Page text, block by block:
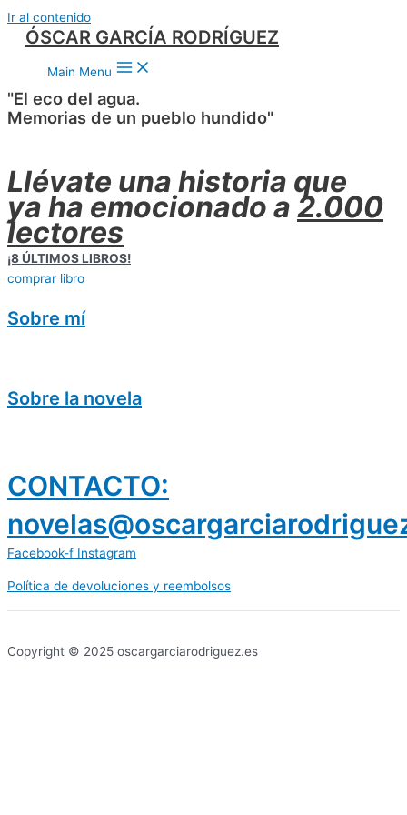
Ir al contenido
ÓSCAR GARCÍA RODRÍGUEZ
Main Menu
"El eco del agua.
Memorias de un pueblo hundido"
Llévate una historia que
ya ha emocionado a 2.000
lectores
¡8 ÚLTIMOS LIBROS!
comprar libro
Sobre mí
Sobre la novela
CONTACTO:
Facebook-f Instagram
Política de devoluciones y reembolsos
Copyright © 2025 oscargarciarodriguez.es